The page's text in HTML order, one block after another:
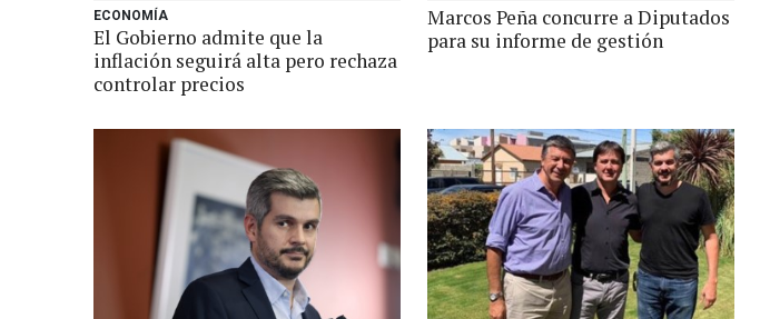
ECONOMÍA
El Gobierno admite que la
inflación seguirá alta pero rechaza
controlar precios
Marcos Peña concurre a Diputados
para su informe de gestión